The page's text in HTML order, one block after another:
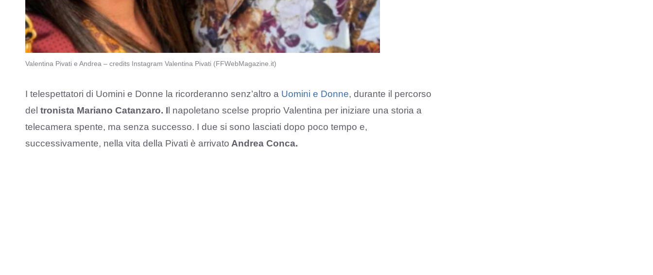
Valentina Pivati e Andrea – credits Instagram Valentina Pivati (FFWebMagazine.it)
I telespettatori di Uomini e Donne la ricorderanno senz’altro a Uomini e Donne, durante il percorso
del tronista Mariano Catanzaro. Il napoletano scelse proprio Valentina per iniziare una storia a
telecamera spente, ma senza successo. I due si sono lasciati dopo poco tempo e,
successivamente, nella vita della Pivati è arrivato Andrea Conca.